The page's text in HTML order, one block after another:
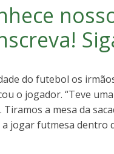
!
do futebol os
o jogador. “Teve
Tiramos a mesa da
jogar futmesa dentro